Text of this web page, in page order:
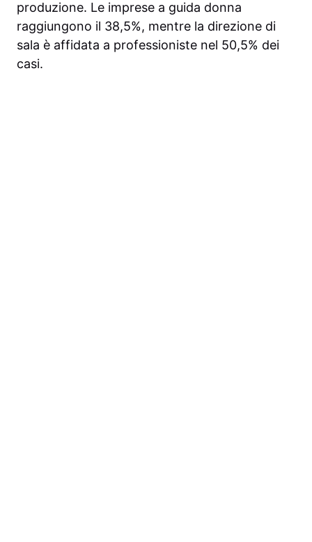
produzione. Le imprese a guida donna
raggiungono il 38,5%, mentre la direzione di
sala è affidata a professioniste nel 50,5% dei
casi.